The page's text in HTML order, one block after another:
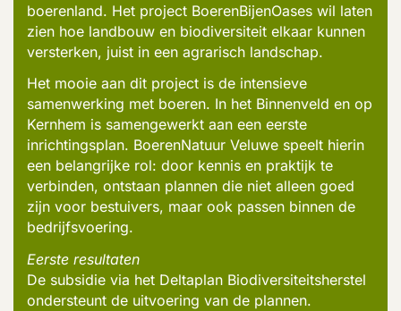
boerenland. Het project BoerenBijenOases wil laten
zien hoe landbouw en biodiversiteit elkaar kunnen
versterken, juist in een agrarisch landschap.
Het mooie aan dit project is de intensieve
samenwerking met boeren. In het Binnenveld en op
Kernhem is samengewerkt aan een eerste
inrichtingsplan. BoerenNatuur Veluwe speelt hierin
een belangrijke rol: door kennis en praktijk te
verbinden, ontstaan plannen die niet alleen goed
zijn voor bestuivers, maar ook passen binnen de
bedrijfsvoering.
Eerste resultaten
De subsidie via het Deltaplan Biodiversiteitsherstel
ondersteunt de uitvoering van de plannen.